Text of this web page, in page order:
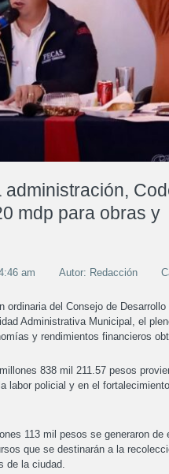
administración,
mdp para obras y
am Autor: Redacción
ordinaria del Consejo de
Administrativa Municipal, el
y rendimientos financieros
838 mil 211.57 pesos
labor policial y en el
113 mil pesos se generaron
que se destinarán a la
de la ciudad.